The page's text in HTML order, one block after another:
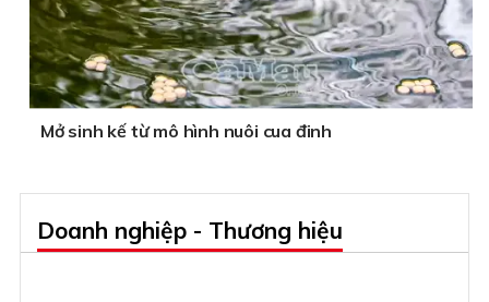
Mở sinh kế từ mô hình nuôi cua đinh
Doanh nghiệp - Thương hiệu